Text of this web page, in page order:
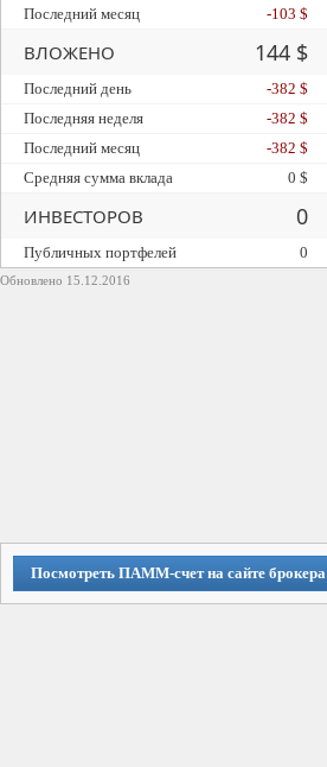
Обновлено 15.12.2016
Последний месяц
-103 $
ВЛОЖЕНО 144 $
Последний день
-382 $
Последняя неделя
-382 $
Последний месяц
-382 $
Средняя сумма вклада
0 $
ИНВЕСТОРОВ 0
Публичных портфелей 0
Посмотреть ПАММ-счет на сайте брокера